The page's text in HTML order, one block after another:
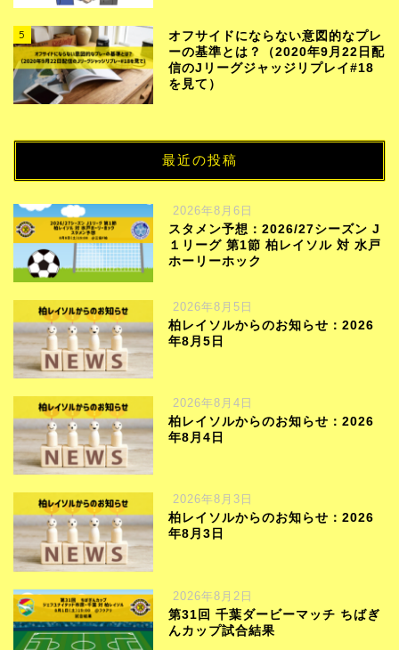
5
オフサイドにならない意図的なプレ
ーの基準とは？（2020年9月22日配
信のJリーグジャッジリプレイ#18
を見て）
最近の投稿
2026年8月6日
スタメン予想：2026/27シーズン J
１リーグ 第1節 柏レイソル 対 水戸
ホーリーホック
2026年8月5日
柏レイソルからのお知らせ：2026
年8月5日
2026年8月4日
柏レイソルからのお知らせ：2026
年8月4日
2026年8月3日
柏レイソルからのお知らせ：2026
年8月3日
2026年8月2日
第31回 千葉ダービーマッチ ちばぎ
んカップ試合結果